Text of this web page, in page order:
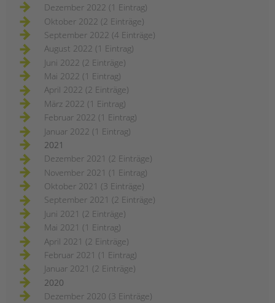
Dezember 2022 (1 Eintrag)
Oktober 2022 (2 Einträge)
September 2022 (4 Einträge)
August 2022 (1 Eintrag)
Juni 2022 (2 Einträge)
Mai 2022 (1 Eintrag)
April 2022 (2 Einträge)
März 2022 (1 Eintrag)
Februar 2022 (1 Eintrag)
Januar 2022 (1 Eintrag)
2021
Dezember 2021 (2 Einträge)
November 2021 (1 Eintrag)
Oktober 2021 (3 Einträge)
September 2021 (2 Einträge)
Juni 2021 (2 Einträge)
Mai 2021 (1 Eintrag)
April 2021 (2 Einträge)
Februar 2021 (1 Eintrag)
Januar 2021 (2 Einträge)
2020
Dezember 2020 (3 Einträge)